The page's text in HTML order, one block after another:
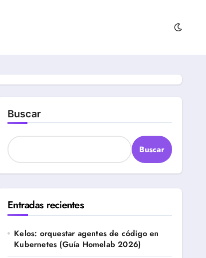
Buscar
Buscar
Entradas recientes
Kelos: orquestar agentes de código en
Kubernetes (Guía Homelab 2026)